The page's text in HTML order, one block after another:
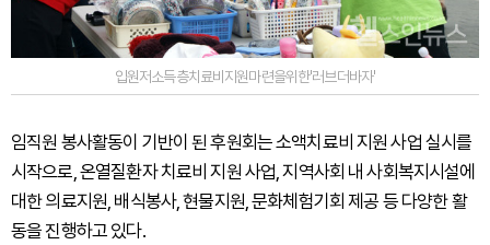
입원저소득층치료비지원마련을위한'러브더바자'
임직원 봉사활동이 기반이 된 후원회는 소액치료비 지원 사업 실시를
시작으로, 온열질환자 치료비 지원 사업, 지역사회 내 사회복지시설에
대한 의료지원, 배식봉사, 현물지원, 문화체험기회 제공 등 다양한 활
동을 진행하고 있다.